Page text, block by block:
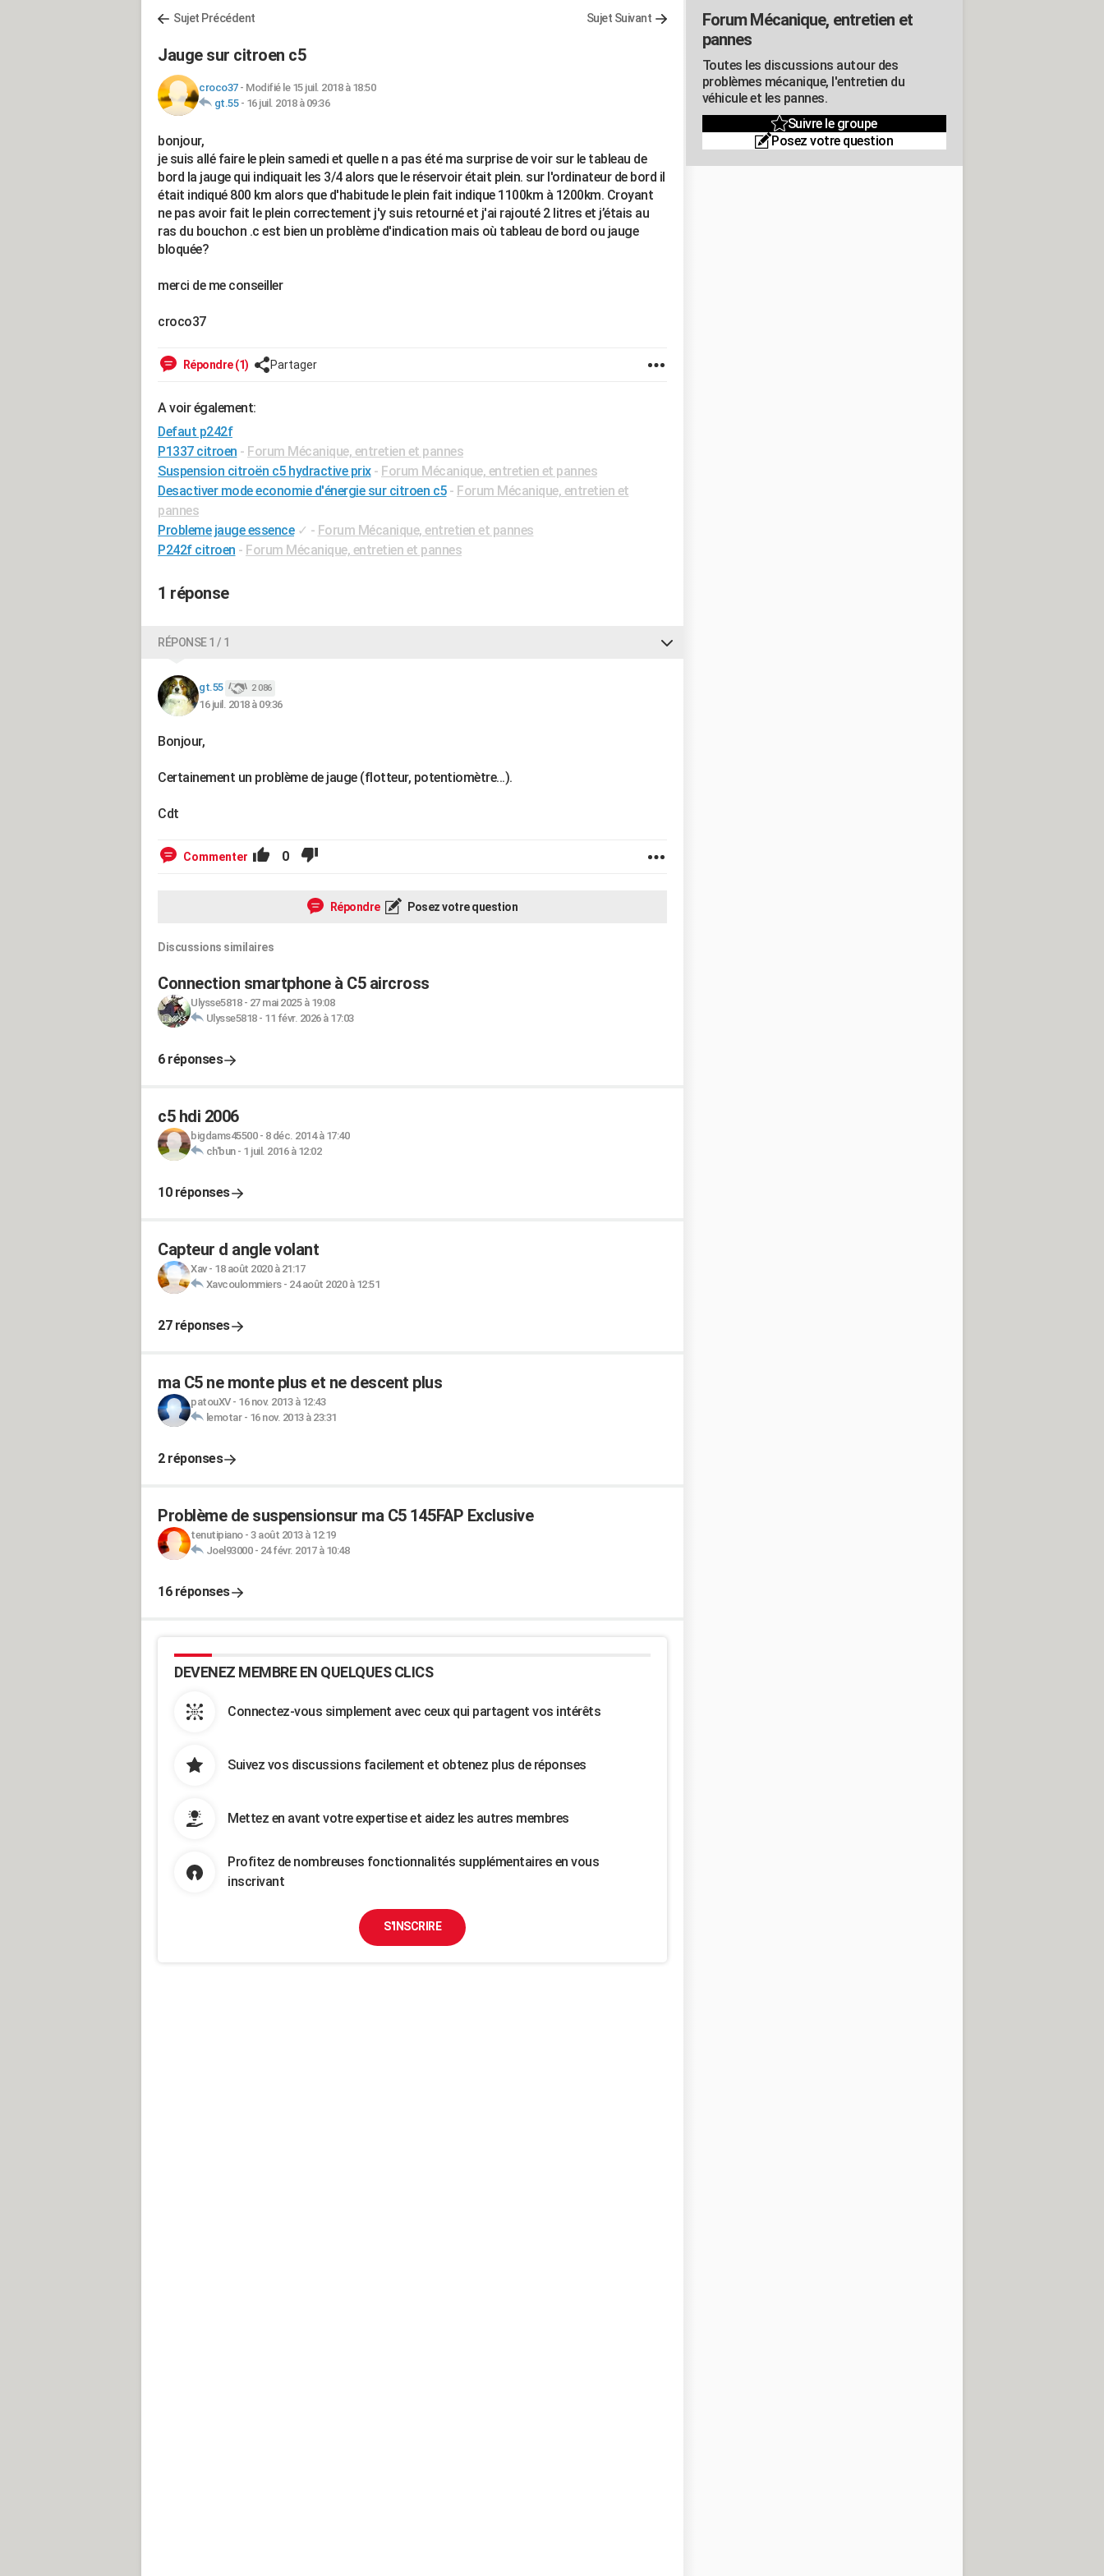
Sujet Précédent Sujet Suivant
Jauge sur citroen c5
croco37- Modifié le 15 juil. 2018 à 18:50
gt.55- 16 juil. 2018 à 09:36
bonjour,
je suis allé faire le plein samedi et quelle n a pas été ma surprise de voir sur le tableau de
bord la jauge qui indiquait les 3/4 alors que le réservoir était plein. sur l'ordinateur de bord il
était indiqué 800 km alors que d'habitude le plein fait indique 1100km à 1200km. Croyant
ne pas avoir fait le plein correctement j'y suis retourné et j'ai rajouté 2 litres et j’étais au
ras du bouchon .c est bien un problème d'indication mais où tableau de bord ou jauge
bloquée?
merci de me conseiller
croco37
Répondre (1) Partager
A voir également:
Defaut p242f
P1337 citroen - Forum Mécanique, entretien et pannes
Suspension citroën c5 hydractive prix - Forum Mécanique, entretien et pannes
Desactiver mode economie d'énergie sur citroen c5 - Forum Mécanique, entretien et
pannes
Probleme jauge essence ✓ - Forum Mécanique, entretien et pannes
P242f citroen - Forum Mécanique, entretien et pannes
1 réponse
RÉPONSE 1 / 1
gt.55 2 086
16 juil. 2018 à 09:36
Bonjour,
Certainement un problème de jauge (flotteur, potentiomètre...).
Cdt
Commenter 0
Répondre Posez votre question
Discussions similaires
Connection smartphone à C5 aircross
Ulysse5818- 27 mai 2025 à 19:08
Ulysse5818- 11 févr. 2026 à 17:03
6 réponses
c5 hdi 2006
bigdams45500- 8 déc. 2014 à 17:40
ch'bun- 1 juil. 2016 à 12:02
10 réponses
Capteur d angle volant
Xav- 18 août 2020 à 21:17
Xavcoulommiers- 24 août 2020 à 12:51
27 réponses
ma C5 ne monte plus et ne descent plus
patouXV- 16 nov. 2013 à 12:43
lemotar- 16 nov. 2013 à 23:31
2 réponses
Problème de suspensionsur ma C5 145FAP Exclusive
tenutipiano- 3 août 2013 à 12:19
Joel93000- 24 févr. 2017 à 10:48
16 réponses
DEVENEZ MEMBRE EN QUELQUES CLICS
Connectez-vous simplement avec ceux qui partagent vos intérêts
Suivez vos discussions facilement et obtenez plus de réponses
Mettez en avant votre expertise et aidez les autres membres
Profitez de nombreuses fonctionnalités supplémentaires en vous
inscrivant
S'INSCRIRE
Forum Mécanique, entretien et
pannes
Toutes les discussions autour des
problèmes mécanique, l'entretien du
véhicule et les pannes.
Suivre le groupe
Posez votre question